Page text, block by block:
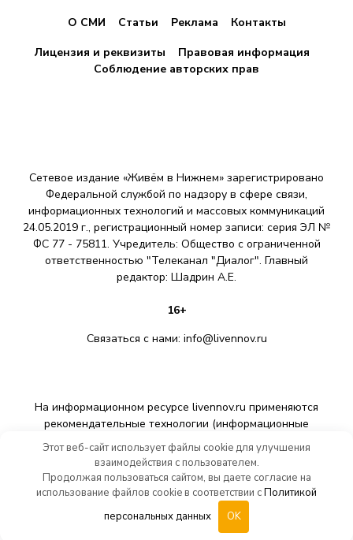
О СМИ Статьи Реклама
Контакты
Лицензия и реквизиты
Правовая информация
Соблюдение авторских прав
Сетевое издание «Живём в Нижнем» зарегистрировано
Федеральной службой по надзору в сфере связи,
информационных технологий и массовых коммуникаций
24.05.2019 г., регистрационный номер записи: серия ЭЛ №
ФС 77 - 75811. Учредитель: Общество с ограниченной
ответственностью "Телеканал "Диалог". Главный
редактор: Шадрин A.E.
16+
Связаться с нами: info@livennov.ru
На информационном ресурсе livennov.ru применяются
рекомендательные технологии (информационные
технологии предоставления информации на основе сбора,
систематизации и анализа сведений, относящихся к
предпочтениям пользователей сети «Интернет»,
находящихся на территории Российской Федерации).
Этот веб-сайт использует файлы cookie для улучшения
взаимодействия с пользователем.
Продолжая пользоваться сайтом, вы даете согласие на
использование файлов cookie в соответствии сПолитикой
персональных данных
OK